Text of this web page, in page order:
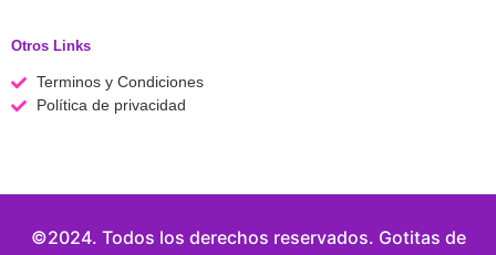
Otros Links
Terminos y Condiciones
Política de privacidad
©2024. Todos los derechos reservados. Gotitas de